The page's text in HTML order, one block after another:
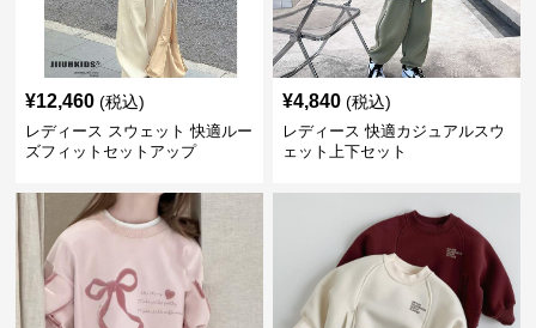
¥12,460 (税込)
レディース スウェット 快適ルー
ズフィットセットアップ
¥4,840 (税込)
レディース 快適カジュアルスウ
ェット上下セット